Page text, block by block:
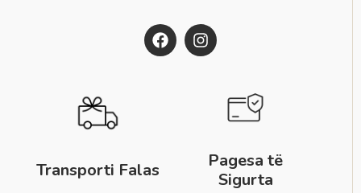
Transporti Falas
Pagesa të
Sigurta